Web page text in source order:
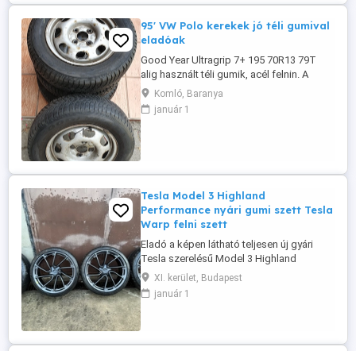
95' VW Polo kerekek jó téli gumival
eladóak
Good Year Ultragrip 7+ 195 70R13 79T
alig használt téli gumik, acél felnin. A
felnik sérülésmentesek de egy alapos
tisztítás rájuk fér. Centírozva, használható
állapotban vannak. Adok hozzá két nyárit
Komló, Baranya
január 1
Tesla Model 3 Highland
Performance nyári gumi szett Tesla
Warp felni szett
Eladó a képen látható teljesen új gyári
Tesla szerelésű Model 3 Highland
Performance 20" Performance Warp felni
és nyári gumiabroncs csomag. Tartalma:
20X9J ET 34 Tesla cikkszáma: 1344225-
1344226-00-B. 275 30 R20 97Y Pirelli ...
XI. kerület, Budapest
január 1